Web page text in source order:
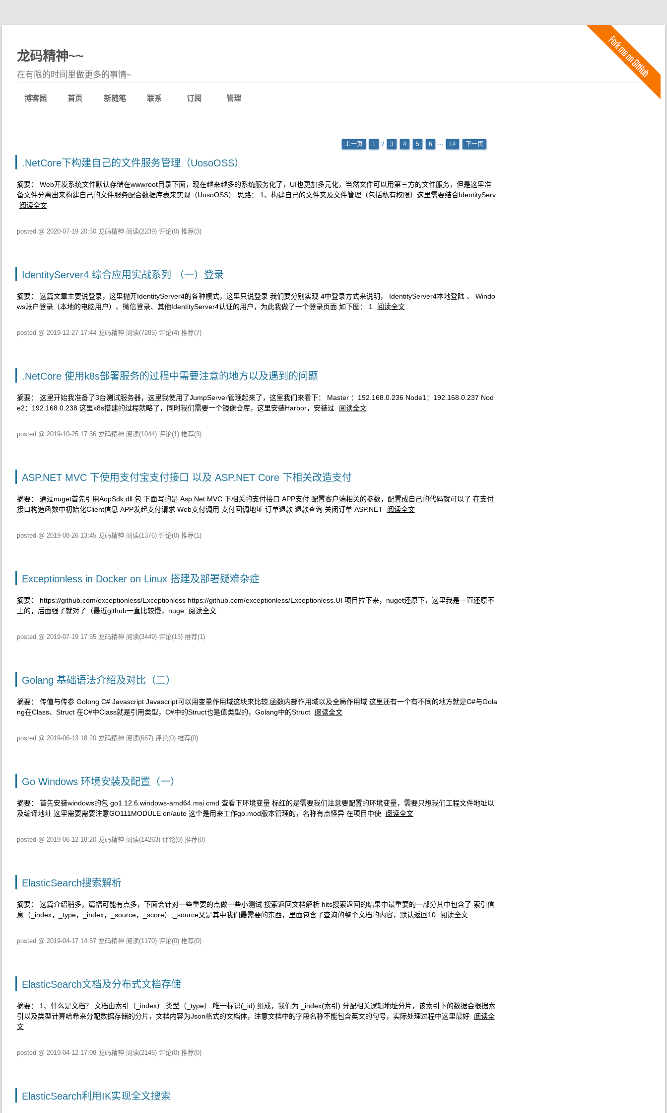
龙码精神~~
在有限的时间里做更多的事情~
博客园 首页 新随笔 联系 订阅 管理
上一页 1 2 3 4 5 6 ··· 14 下一页
.NetCore下构建自己的文件服务管理（UosoOSS）
摘要： Web开发系统文件默认存储在wwwroot目录下面，现在越来越多的系统服务化了，UI也更加多元化，当然文件可以用第三方的文件服务，但是这里准
备文件分离出来构建自己的文件服务配合数据库表来实现（UosoOSS） 思路： 1、构建自己的文件夹及文件管理（包括私有权限）这里需要结合IdentityServ
阅读全文
posted @ 2020-07-19 20:50 龙码精神 阅读(2239) 评论(0) 推荐(3)
IdentityServer4 综合应用实战系列 （一）登录
摘要： 这篇文章主要说登录，这里抛开IdentityServer4的各种模式，这里只说登录 我们要分别实现 4中登录方式来说明， IdentityServer4本地登陆 、 Windo
ws账户登录（本地的电脑用户）、微信登录、其他IdentityServer4认证的用户，为此我做了一个登录页面 如下图： 1
阅读全文
posted @ 2019-12-27 17:44 龙码精神 阅读(7285) 评论(4) 推荐(7)
.NetCore 使用k8s部署服务的过程中需要注意的地方以及遇到的问题
摘要： 这里开始我准备了3台测试服务器，这里我使用了JumpServer管理起来了，这里我们来看下： Master ：192.168.0.236 Node1：192.168.0.237 Nod
e2：192.168.0.238 这里k8s搭建的过程就略了，同时我们需要一个镜像仓库，这里安装Harbor，安装过
阅读全文
posted @ 2019-10-25 17:36 龙码精神 阅读(1044) 评论(1) 推荐(3)
ASP.NET MVC 下使用支付宝支付接口 以及 ASP.NET Core 下相关改造支付
摘要： 通过nuget首先引用AopSdk.dll 包 下面写的是 Asp.Net MVC 下相关的支付接口 APP支付 配置客户端相关的参数，配置成自己的代码就可以了 在支付
接口构造函数中初始化Client信息 APP发起支付请求 Web支付调用 支付回调地址 订单退款 退款查询 关闭订单 ASP.NET
阅读全文
posted @ 2019-08-26 13:45 龙码精神 阅读(1376) 评论(0) 推荐(1)
Exceptionless in Docker on Linux 搭建及部署疑难杂症
摘要： https://github.com/exceptionless/Exceptionless https://github.com/exceptionless/Exceptionless.UI 项目拉下来，nuget还原下，这里我是一直还原不
上的，后面强了就对了（最近github一直比较慢，nuge
阅读全文
posted @ 2019-07-19 17:55 龙码精神 阅读(3449) 评论(13) 推荐(1)
Golang 基础语法介绍及对比（二）
摘要： 传值与传参 Golong C# Javascript Javascript可以用变量作用域这块来比较,函数内部作用域以及全局作用域 这里还有一个有不同的地方就是C#与Gola
ng在Class、Struct 在C#中Class就是引用类型，C#中的Struct也是值类型的，Golang中的Struct
阅读全文
posted @ 2019-06-13 18:20 龙码精神 阅读(667) 评论(0) 推荐(0)
Go Windows 环境安装及配置（一）
摘要： 首先安装windows的包 go1.12.6.windows-amd64.msi cmd 查看下环境变量 标红的是需要我们注意要配置的环境变量，需要只想我们工程文件地址以
及编译地址 这里需要需要注意GO111MODULE on/auto 这个是用来工作go.mod版本管理的，名称有点怪异 在项目中使
阅读全文
posted @ 2019-06-12 18:20 龙码精神 阅读(14263) 评论(0) 推荐(0)
ElasticSearch搜索解析
摘要： 这篇介绍稍多，篇幅可能有点多，下面会针对一些重要的点做一些小测试 搜索返回文档解析 hits搜索返回的结果中最重要的一部分其中包含了 索引信
息（_index，_type，_index，_source，_score）,_source又是其中我们最需要的东西，里面包含了查询的整个文档的内容，默认返回10
阅读全文
posted @ 2019-04-17 14:57 龙码精神 阅读(1170) 评论(0) 推荐(0)
ElasticSearch文档及分布式文档存储
摘要： 1、什么是文档？ 文档由索引（_index）,类型（_type）,唯一标识(_id) 组成，我们为 _index(索引) 分配相关逻辑地址分片，该索引下的数据会根据索
引以及类型计算哈希来分配数据存储的分片，文档内容为Json格式的文档体，注意文档中的字段名称不能包含英文的句号，实际处理过程中这里最好
阅读全
文
posted @ 2019-04-12 17:08 龙码精神 阅读(2146) 评论(0) 推荐(0)
ElasticSearch利用IK实现全文搜索